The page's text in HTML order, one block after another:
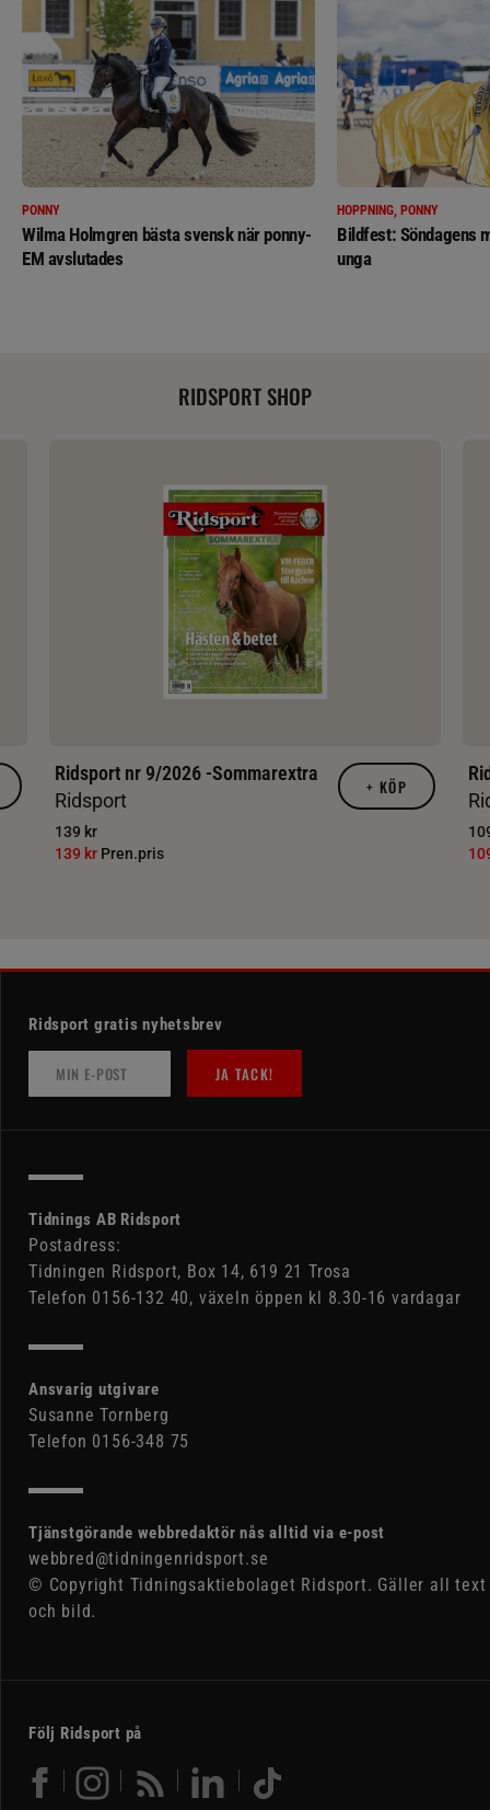
PONNY
Wilma Holmgren bästa svensk när ponny-
EM avslutades
HOPPNING, PONNY
Bildfest: Söndagens
unga
RIDSPORT SHOP
Ridsport nr 9/2026 -Sommarextra
Ridsport
139 kr
139 kr Pren.pris
+ KÖP
Ridsport gratis nyhetsbrev
JA TACK!
Tidnings AB Ridsport
Postadress:
Tidningen Ridsport, Box 14, 619 21 Trosa
Telefon 0156-132 40, växeln öppen kl 8.30-16 vardagar
Ansvarig utgivare
Susanne Tornberg
Telefon 0156-348 75
Tjänstgörande webbredaktör nås alltid via e-post
webbred@tidningenridsport.se
© Copyright Tidningsaktiebolaget Ridsport. Gäller all text
och bild.
Följ Ridsport på